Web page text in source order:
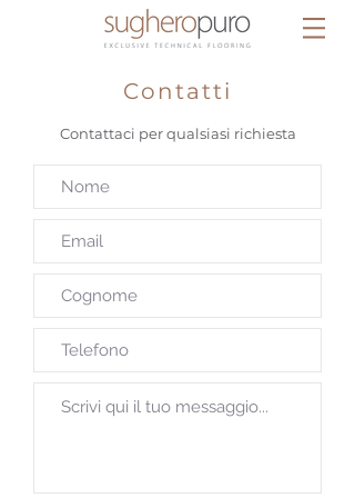
Contatti
Contattaci per qualsiasi richiesta